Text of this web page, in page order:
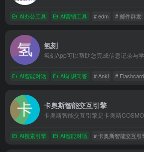
AI办公工具 AI营销工具 # edm # 邮件群发
氢刻
AI智能对话 AI知识问答 # Anki # Flashcard
卡奥斯智能交互引擎
AI搜索引擎 AI智能对话 # 卡奥斯智能交互引